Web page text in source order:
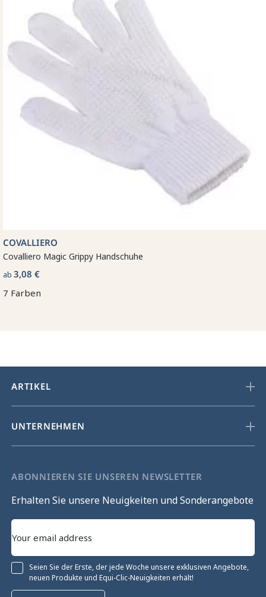
COVALLIERO
Covalliero Magic Grippy Handschuhe
ab 3,08 €
7 Farben
ARTIKEL
UNTERNEHMEN
ABONNIEREN SIE UNSEREN NEWSLETTER
Erhalten Sie unsere Neuigkeiten und Sonderangebote
Seien Sie der Erste, der jede Woche unsere exklusiven Angebote,
neuen Produkte und Equi-Clic-Neuigkeiten erhält!